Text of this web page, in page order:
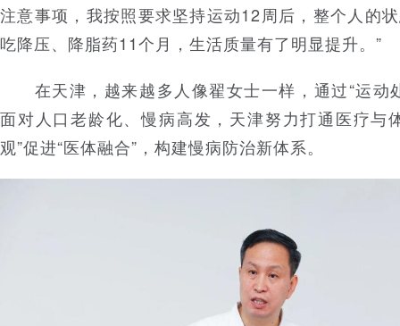
注意事项，我按照要求坚持运动12周后，整个人的
吃降压、降脂药11个月，生活质量有了明显提升。”
在天津，越来越多人像翟女士一样，通过“运动
面对人口老龄化、慢病高发，天津努力打通医疗与
观”促进“医体融合”，构建慢病防治新体系。